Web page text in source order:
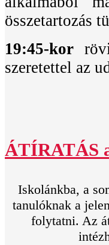
összetartozás
19:45-kor
szeretettel az
ÁTÍRATÁS
Iskolánkba, a
tanulóknak a
folytatni. Az